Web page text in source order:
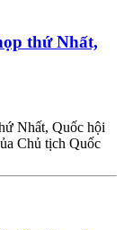
thứ Nhất,
Nhất, Quốc hội
Chủ tịch Quốc